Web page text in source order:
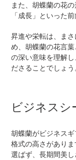
また、胡蝶蘭の花
「成長」といった
昇進や栄転は、ま
め、胡蝶蘭の花言
の深い意味を理解
ださることでしょう
ビジネスシ
胡蝶蘭がビジネス
格式の高さがあり
選ばず、長期間美